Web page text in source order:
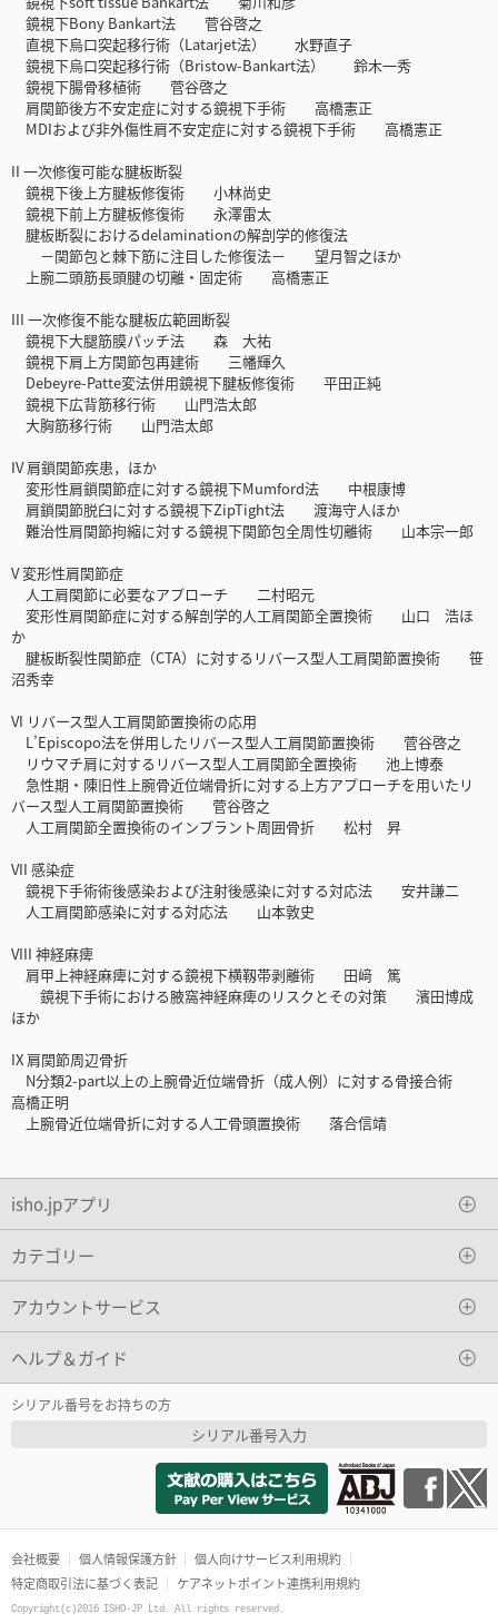
鏡視下Bony Bankart法 菅谷啓之
直視下烏口突起移行術（Latarjet法） 水野直子
鏡視下烏口突起移行術（Bristow-Bankart法） 鈴木一秀
鏡視下腸骨移植術 菅谷啓之
肩関節後方不安定症に対する鏡視下手術 高橋憲正
MDIおよび非外傷性肩不安定症に対する鏡視下手術 高橋憲正
II 一次修復可能な腱板断裂
鏡視下後上方腱板修復術 小林尚史
鏡視下前上方腱板修復術 永澤雷太
腱板断裂におけるdelaminationの解剖学的修復法
－関節包と棘下筋に注目した修復法－ 望月智之ほか
上腕二頭筋長頭腱の切離・固定術 高橋憲正
III 一次修復不能な腱板広範囲断裂
鏡視下大腿筋膜パッチ法 森 大祐
鏡視下肩上方関節包再建術 三幡輝久
Debeyre-Patte変法併用鏡視下腱板修復術 平田正純
鏡視下広背筋移行術 山門浩太郎
大胸筋移行術 山門浩太郎
IV 肩鎖関節疾患，ほか
変形性肩鎖関節症に対する鏡視下Mumford法 中根康博
肩鎖関節脱臼に対する鏡視下ZipTight法 渡海守人ほか
難治性肩関節拘縮に対する鏡視下関節包全周性切離術 山本宗一郎
V 変形性肩関節症
人工肩関節に必要なアプローチ 二村昭元
変形性肩関節症に対する解剖学的人工肩関節全置換術 山口 浩ほ
か
腱板断裂性関節症（CTA）に対するリバース型人工肩関節置換術 笹
沼秀幸
VI リバース型人工肩関節置換術の応用
L’Episcopo法を併用したリバース型人工肩関節置換術 菅谷啓之
リウマチ肩に対するリバース型人工肩関節全置換術 池上博泰
急性期・陳旧性上腕骨近位端骨折に対する上方アプローチを用いたリ
バース型人工肩関節置換術 菅谷啓之
人工肩関節全置換術のインプラント周囲骨折 松村 昇
VII 感染症
鏡視下手術術後感染および注射後感染に対する対応法 安井謙二
人工肩関節感染に対する対応法 山本敦史
VIII 神経麻痺
肩甲上神経麻痺に対する鏡視下横靱帯剥離術 田﨑 篤
鏡視下手術における腋窩神経麻痺のリスクとその対策 濱田博成
ほか
IX 肩関節周辺骨折
N分類2-part以上の上腕骨近位端骨折（成人例）に対する骨接合術
高橋正明
上腕骨近位端骨折に対する人工骨頭置換術 落合信靖
isho.jpアプリ
カテゴリー
アカウントサービス
ヘルプ＆ガイド
シリアル番号をお持ちの方
シリアル番号入力
会社概要 個人情報保護方針
個人向けサービス利用規約
特定商取引法に基づく表記
ケアネットポイント連携利用規約
Copyright(c)2016 ISHO-JP Ltd. All rights reserved.